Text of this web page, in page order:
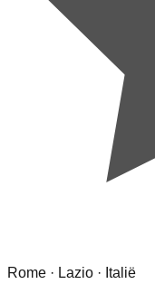
Rome · Lazio · Italië